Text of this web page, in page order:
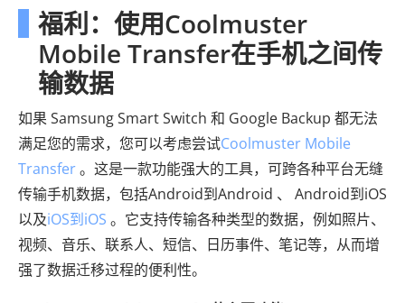
福利：使用Coolmuster
Mobile Transfer在手机之间传
输数据
如果 Samsung Smart Switch 和 Google Backup 都无法
满足您的需求，您可以考虑尝试Coolmuster Mobile
Transfer。这是一款功能强大的工具，可跨各种平台无缝
传输手机数据，包括Android到Android 、 Android到iOS
以及iOS到iOS 。它支持传输各种类型的数据，例如照片、
视频、音乐、联系人、短信、日历事件、笔记等，从而增
强了数据迁移过程的便利性。